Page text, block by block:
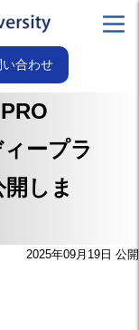
い合わせ
ープラ
しま
2025年09月19日 公開